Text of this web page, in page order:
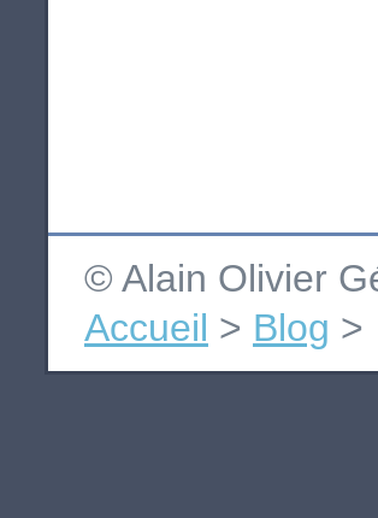
© Alain Olivier
Accueil > Blog >